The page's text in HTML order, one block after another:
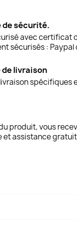
de sécurité.
avec certificat
sécurisés : Paypal
livraison
spécifiques
produit, vous
et assistance